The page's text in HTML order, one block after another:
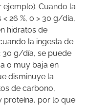
Cuando la
26 %, o > 30 g/día,
hidratos de
la ingesta de
30 g/día, se puede
o muy baja en
disminuye la
de carbono,
proteína, por lo que